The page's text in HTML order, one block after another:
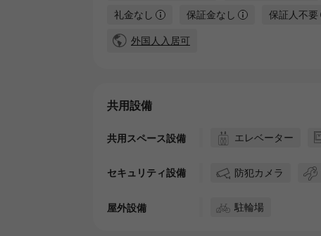
礼金なし
保証金なし 保証人不要
外国人入居可
共用設備
共用スペース設備 エレベーター
セキュリティ設備 防犯カメラ
屋外設備 駐輪場